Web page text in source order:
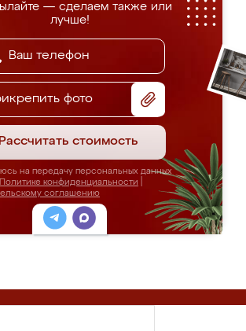
— сделаем также или
лучше!
фото
Рассчитать стоимость
на передачу персональных данных
Политике конфиденциальности
соглашению